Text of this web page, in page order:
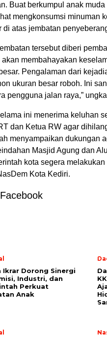
Buat berkumpul anak
mengkonsumsi minuman
di atas jembatan
tersebut diberi
membahayakan
Pengalaman dari
ukuran besar roboh. Ini
pengguna jalan raya,”
ini menerima keluhan
dan Ketua RW agar
menyampaikan dukungan
Masjid Agung dan
kota segera
Kota Kediri.
Ikrar Dorong Sinergi
Industri, dan
Perkuat
Anak